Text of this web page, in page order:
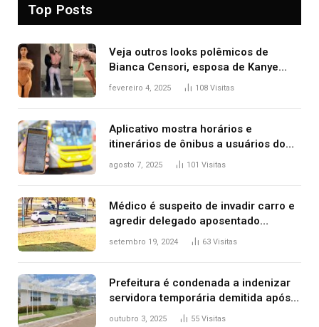
Top Posts
Veja outros looks polêmicos de
Bianca Censori, esposa de Kanye
West que apareceu nua no Grammy
fevereiro 4, 2025 108 Visitas
Aplicativo mostra horários e
itinerários de ônibus a usuários do
transporte público de Palmas; confira
agosto 7, 2025 101 Visitas
Médico é suspeito de invadir carro e
agredir delegado aposentado
durante confusão no trânsito
setembro 19, 2024 63 Visitas
Prefeitura é condenada a indenizar
servidora temporária demitida após
nascimento da filha
outubro 3, 2025 55 Visitas